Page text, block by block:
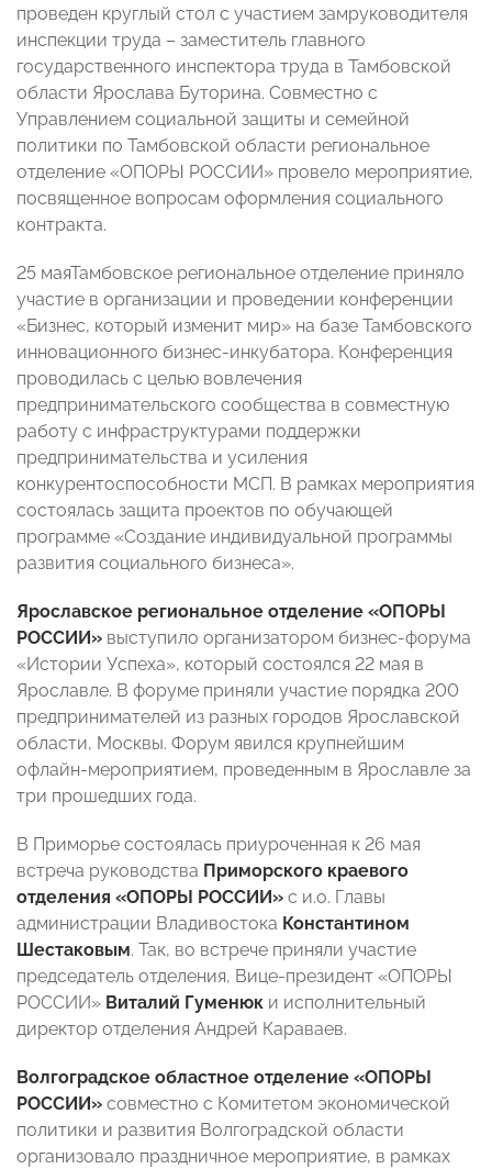
проведен круглый стол с участием замруководителя
инспекции труда – заместитель главного
государственного инспектора труда в Тамбовской
области Ярослава Буторина. Совместно с
Управлением социальной защиты и семейной
политики по Тамбовской области региональное
отделение «ОПОРЫ РОССИИ» провело мероприятие,
посвященное вопросам оформления социального
контракта.
25 маяТамбовское региональное отделение приняло
участие в организации и проведении конференции
«Бизнес, который изменит мир» на базе Тамбовского
инновационного бизнес-инкубатора. Конференция
проводилась с целью вовлечения
предпринимательского сообщества в совместную
работу с инфраструктурами поддержки
предпринимательства и усиления
конкурентоспособности МСП. В рамках мероприятия
состоялась защита проектов по обучающей
программе «Создание индивидуальной программы
развития социального бизнеса».
Ярославское региональное отделение «ОПОРЫ
РОССИИ» выступило организатором бизнес-форума
«Истории Успеха», который состоялся 22 мая в
Ярославле. В форуме приняли участие порядка 200
предпринимателей из разных городов Ярославской
области, Москвы. Форум явился крупнейшим
офлайн-мероприятием, проведенным в Ярославле за
три прошедших года.
В Приморье состоялась приуроченная к 26 мая
встреча руководства Приморского краевого
отделения «ОПОРЫ РОССИИ» с и.о. Главы
администрации Владивостока Константином
Шестаковым. Так, во встрече приняли участие
председатель отделения, Вице-президент «ОПОРЫ
РОССИИ» Виталий Гуменюк и исполнительный
директор отделения Андрей Караваев.
Волгоградское областное отделение «ОПОРЫ
РОССИИ» совместно с Комитетом экономической
политики и развития Волгоградской области
организовало праздничное мероприятие, в рамках